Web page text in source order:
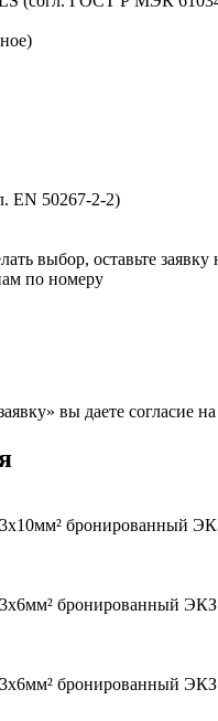
EN 50267-2-2)
выбор, оставьте
по номеру
вы даете согласие
бронированный
бронированный ЭКЗ
бронированный ЭКЗ